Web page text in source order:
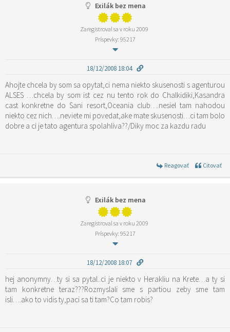
Exilák bez mena
Zaregistroval sa v roku 2009
Príspevky: 95217
18/12/2008 18:04
Ahojte chcela by som sa opytat,ci nema niekto skusenosti s agenturou
ALSES …chcela by som ist cez nu tento rok do Chalkidiki,Kasandra
cast konkretne do Sani resort,Oceania club….nesiel tam nahodou
niekto cez nich….neviete mi povedat,ake mate skusenosti…ci tam bolo
dobre a ci je tato agentura spolahliva??/Diky moc za kazdu radu
Reagovať Citovať
Exilák bez mena
Zaregistroval sa v roku 2009
Príspevky: 95217
18/12/2008 18:07
hej anonymny…ty si sa pytal..ci je niekto v Herakliu na Krete…a ty si
tam konkretne teraz???Rozmyslali sme s partiou zeby sme tam
isli….ako to vidis ty,paci sa ti tam?Co tam robis?